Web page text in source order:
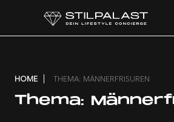
HOME THEMA: MÄNNERFRISUREN
Thema: